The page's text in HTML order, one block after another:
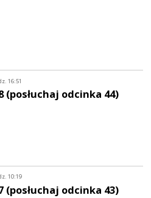
16:51
(posłuchaj odcinka 44)
10:19
(posłuchaj odcinka 43)